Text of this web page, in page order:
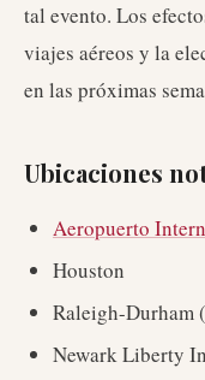
tal evento. Los
viajes aéreos y la
en las próximas
Ubicaciones
Aeropuerto
Houston
Raleigh-Durham
Newark Liberty